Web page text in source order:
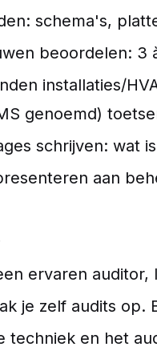
schema's,
beoordelen:
installaties/
genoemd)
schrijven: wat
aan
ervaren
je zelf audits op.
techniek en het